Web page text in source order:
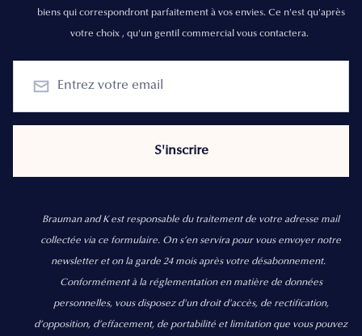
biens qui correspondront parfaitement à vos envies. Ce n'est qu'après
votre choix , qu'un gentil commercial vous contactera.
Brauman and K est responsable du traitement de votre adresse mail
collectée via ce formulaire. On s’en servira pour vous envoyer notre
newsletter et on la garde 24 mois après votre désabonnement.
Conformément à la réglementation en matière de données
personnelles, vous disposez d'un droit d'accès, de rectification,
d’opposition, d’effacement, de portabilité et limitation que vous pouvez